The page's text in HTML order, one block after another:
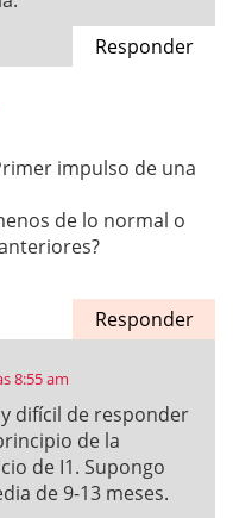
Responder
impulso de una
de lo normal o
Responder
8:55 am
difícil de responder
de la
de I1. Supongo
de 9-13 meses.